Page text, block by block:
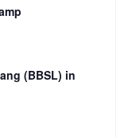
(BBSL) in